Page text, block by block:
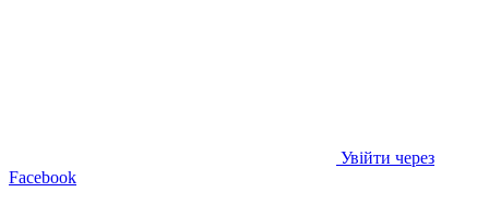
Увійти через
Facebook